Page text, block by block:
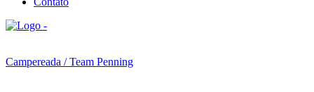
Campereada / Team Penning